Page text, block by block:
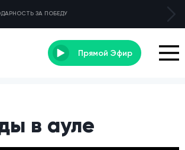
ЗА ПОБЕДУ
Прямой Эфир
в ауле